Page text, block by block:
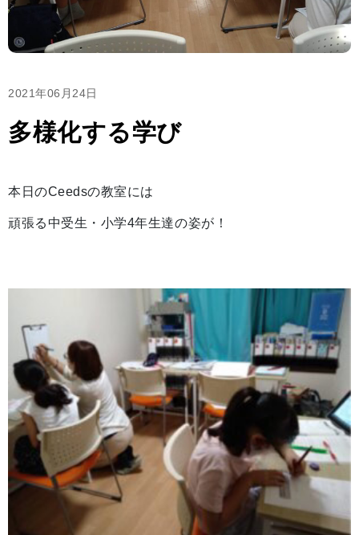
2021年06月24日
多様化する学び
本日のCeedsの教室には
頑張る中受生・小学4年生達の姿が！